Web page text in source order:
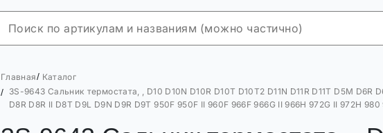
Главная/ Каталог
/ 3S-9643 Сальник термостата, , D10 D10N D10R D10T D10T2 D11N D11R D11T D5M D6R
D8R D8R II D8T D9L D9N D9R D9T 950F 950F II 960F 966F 966G II 966H 972G II 972H